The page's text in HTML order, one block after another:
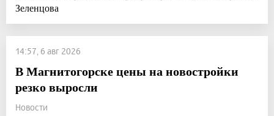
Зеленцова
14:57, 6 авг 2026
В Магнитогорске цены на новостройки
резко выросли
Новости